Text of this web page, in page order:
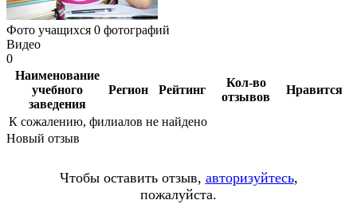
Фото учащихся 0 фотографий
Видео
0
Наименование
учебного
заведения
Регион Рейтинг
Кол-во
отзывов
Нравится
К сожалению, филиалов не найдено
Новый отзыв
Чтобы оставить отзыв, авторизуйтесь,
пожалуйста.